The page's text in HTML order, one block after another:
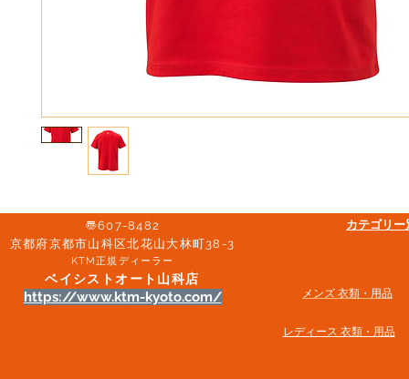
〠607-8482
京都府京都市山科区北花山大林町38-3​
KTM正規ディーラー
ベイシストオート山科店
https://www.ktm-kyoto.com/
カテゴリ
メンズ 衣類・用品
​レディース 衣類・用品